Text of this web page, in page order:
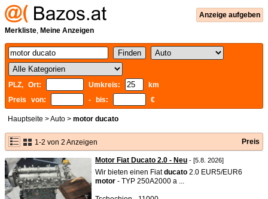
Anzeige aufgeben
Merkliste, Meine Anzeigen
PLZ, Ort: Umkreis:
km
Preis von:
- bis: €
Hauptseite >Auto > motor ducato
1-2 von 2 Anzeigen Preis
Motor Fiat Ducato 2.0 - Neu - [5.8. 2026]
Wir bieten einen Fiatducato 2.0 EUR5/EUR6
motor - TYP 250A2000 a ...